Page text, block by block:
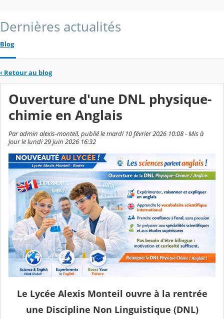
Dernières actualités
Blog
‹ Retour au blog
Ouverture d'une DNL physique-
chimie en Anglais
Par admin alexis-monteil, publié le mardi 10 février 2026 10:08 - Mis à
jour le lundi 29 juin 2026 16:32
Le Lycée Alexis Monteil ouvre à la rentrée
une Discipline Non Linguistique (DNL)